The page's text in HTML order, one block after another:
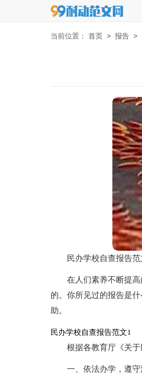
当前位置： 首页 > 报告 >
民办学校自查报告范
在人们素养不断提
的。你所见过的报告是
助。
民办学校自查报告范文1
根据各教育厅《关
一、依法办学，遵守